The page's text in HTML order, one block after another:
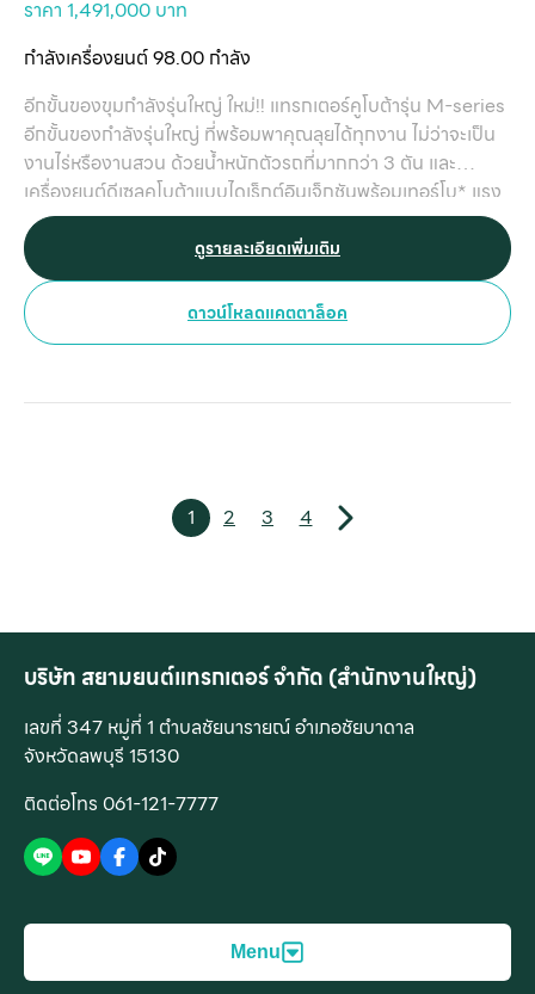
ราคา 1,491,000 บาท
กำลังเครื่องยนต์ 98.00 กำลัง
อีกขั้นของขุมกำลังรุ่นใหญ่ ใหม่!! แทรกเตอร์คูโบต้ารุ่น M-series
อีกขั้นของกำลังรุ่นใหญ่ ที่พร้อมพาคุณลุยได้ทุกงาน ไม่ว่าจะเป็น
งานไร่หรืองานสวน ด้วยน้ำหนักตัวรถที่มากกว่า 3 ตัน และ
เครื่องยนต์ดีเซลคูโบต้าแบบไดเร็กต์อินเจ็กชันพร้อมเทอร์โบ* แรง
เต็มกำลัง มาพร้อมกับความคล่องตัวในการใช้งานด้วยเกียร์
เปลี่ยนทิศทางไฮดรอลิกชัทเทิล เดินหน้าถอยหลังได้โดยไม่ต้อง
เหยียบคลัตช์และหยุดรถสนิท หมายเหตุ :*เทอร์โบ เฉพาะรุ่น
M8808 และ M9808
ดูรายละเอียดเพิ่มเติม
ดาวน์โหลดแคตตาล็อค
1 2 3 4
บริษัท สยามยนต์แทรกเตอร์ จำกัด (สำนักงานใหญ่)
เลขที่ 347 หมู่ที่ 1 ตำบลชัยนารายณ์ อำเภอชัยบาดาล
จังหวัดลพบุรี 15130
ติดต่อโทร 061-121-7777
Menu